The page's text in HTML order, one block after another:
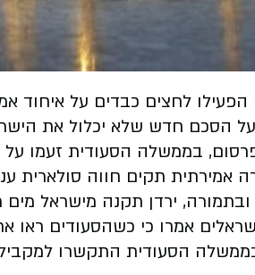
הפעילו לחצים כבדים על איחוד
הסכם חדש שלא יכלול את
בממשלה הסעודית זעמו על
אמירתית תקים חווה סולארית
ירדן תקנה מישראל מים
אמרו כי כשהסעודים
הסעודית התקשרו